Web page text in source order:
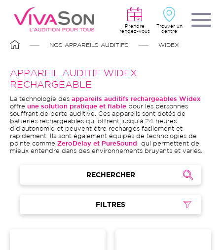
contenu
principal
Prendre
rendez-vous
Trouver un
centre
FIL
D'ARIANE
NOS APPAREILS AUDITIFS WIDEX
APPAREIL AUDITIF WIDEX
RECHARGEABLE
La technologie des appareils auditifs rechargeables Widex
offre une solution pratique et fiable pour les personnes
souffrant de perte auditive. Ces appareils sont dotés de
batteries rechargeables qui offrent jusqu’à 24 heures
d’d'autonomie et peuvent être rechargés facilement et
rapidement. Ils sont également équipés de technologies de
pointe comme ZeroDelay et PureSound
qui permettent de
mieux entendre dans des environnements bruyants et variés.
RECHERCHER
FILTRES